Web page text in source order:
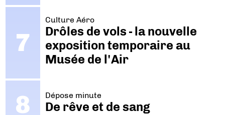
Culture Aéro
Drôles de vols - la nouvelle
exposition temporaire au
Musée de l'Air
Dépose minute
De rêve et de sang